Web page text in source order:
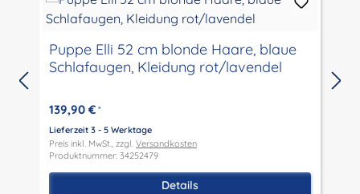
Puppe Elli 52 cm blonde Haare, blaue
Schlafaugen, Kleidung rot/lavendel
139,90 € *
Lieferzeit 3 - 5 Werktage
Preis inkl. MwSt., zzgl. Versandkosten
Produktnummer: 34252479
Details